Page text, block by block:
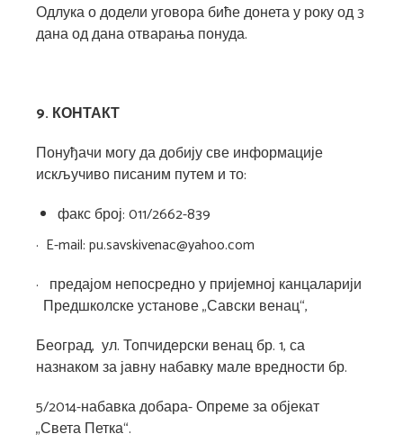
Одлука о додели уговора биће донета у року од 3
дана од дана отварања понуда.
9. КОНТАКТ
Понуђачи могу да добију све информације
искључиво писаним путем и то:
факс број: 011/2662-839
· E-mail: pu.savskivenac@yahoo.com
· предајом непосредно у пријемној канцаларији
Предшколске установе „Савски венац“,
Београд, ул. Топчидерски венац бр. 1, са
назнаком за јавну набавку мале вредности бр.
5/2014-набавка добара- Опреме за објекат
„Света Петка“.